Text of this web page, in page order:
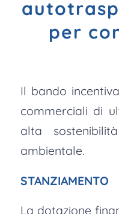
per
Il bando
commerciali di
alta
ambientale.
STANZIAMENTO
La dotazione